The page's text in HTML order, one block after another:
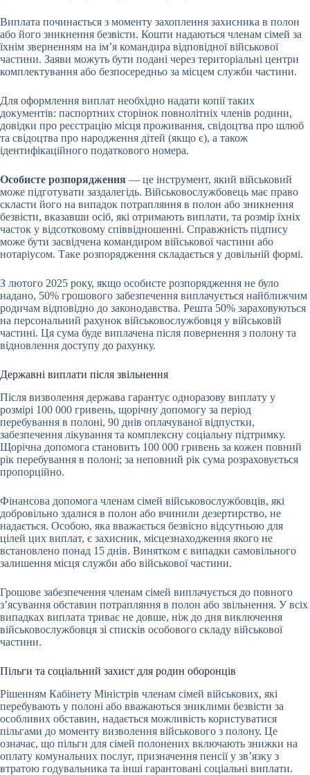
Виплата починається з моменту захоплення захисника в полон
або його зникнення безвісти. Кошти надаються членам сімей за
їхнім зверненням на ім’я командира відповідної військової
частини. Заяви можуть бути подані через територіальні центри
комплектування або безпосередньо за місцем служби частини.
Для оформлення виплат необхідно надати копії таких
документів: паспортних сторінок повнолітніх членів родини,
довідки про реєстрацію місця проживання, свідоцтва про шлюб
та свідоцтва про народження дітей (якщо є), а також
ідентифікаційного податкового номера.
Особисте розпорядження — це інструмент, який військовий
може підготувати заздалегідь. Військовослужбовець має право
скласти його на випадок потрапляння в полон або зникнення
безвісти, вказавши осіб, які отримають виплати, та розмір їхніх
часток у відсотковому співвідношенні. Справжність підпису
може бути засвідчена командиром військової частини або
нотаріусом. Таке розпорядження складається у довільній формі.
З лютого 2025 року, якщо особисте розпорядження не було
надано, 50% грошового забезпечення виплачується найближчим
родичам відповідно до законодавства. Решта 50% зараховуються
на персональний рахунок військовослужбовця у військовій
частині. Ця сума буде виплачена після повернення з полону та
відновлення доступу до рахунку.
Державні виплати після звільнення
Після визволення держава гарантує одноразову виплату у
розмірі 100 000 гривень, щорічну допомогу за період
перебування в полоні, 90 днів оплачуваної відпустки,
забезпечення лікування та комплексну соціальну підтримку.
Щорічна допомога становить 100 000 гривень за кожен повний
рік перебування в полоні; за неповний рік сума розраховується
пропорційно.
Фінансова допомога членам сімей військовослужбовців, які
добровільно здалися в полон або вчинили дезертирство, не
надається. Особою, яка вважається безвісно відсутньою для
цілей цих виплат, є захисник, місцезнаходження якого не
встановлено понад 15 днів. Винятком є випадки самовільного
залишення місця служби або військової частини.
Грошове забезпечення членам сімей виплачується до повного
з’ясування обставин потрапляння в полон або звільнення. У всіх
випадках виплата триває не довше, ніж до дня виключення
військовослужбовця зі списків особового складу військової
частини.
Пільги та соціальний захист для родин оборонців
Рішенням Кабінету Міністрів членам сімей військових, які
перебувають у полоні або вважаються зниклими безвісти за
особливих обставин, надається можливість користуватися
пільгами до моменту визволення військового з полону. Це
означає, що пільги для сімей полонених включають знижки на
оплату комунальних послуг, призначення пенсії у зв’язку з
втратою годувальника та інші гарантовані соціальні виплати.